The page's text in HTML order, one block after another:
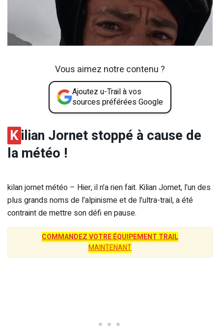
Vous aimez notre contenu ?
Ajoutez u-Trail à vos
sources préférées Google
Kilian Jornet stoppé à cause de
la météo !
kilan jornet météo – Hier, il n’a rien fait. Kilian Jornet, l’un des
plus grands noms de l’alpinisme et de l’ultra-trail, a été
contraint de mettre son défi en pause.
COMMANDEZ VOTRE ÉQUIPEMENT TRAIL
MAINTENANT